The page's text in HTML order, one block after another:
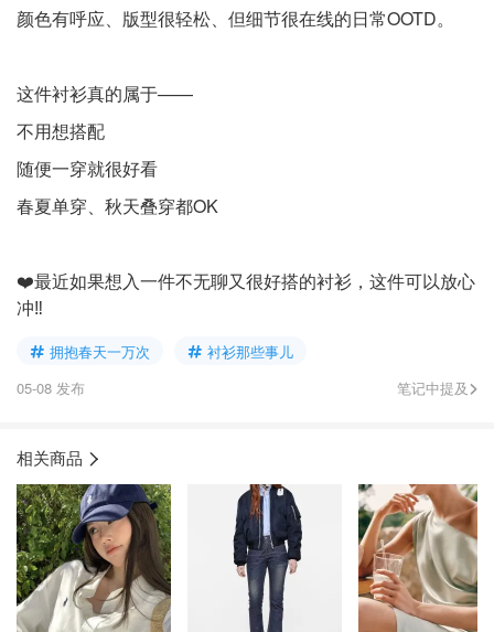
颜色有呼应、版型很轻松、但细节很在线的日常OOTD。
这件衬衫真的属于——
不用想搭配
随便一穿就很好看
春夏单穿、秋天叠穿都OK
❤️最近如果想入一件不无聊又很好搭的衬衫，这件可以放心
冲‼️
拥抱春天一万次
衬衫那些事儿
05-08 发布
笔记中提及
相关商品